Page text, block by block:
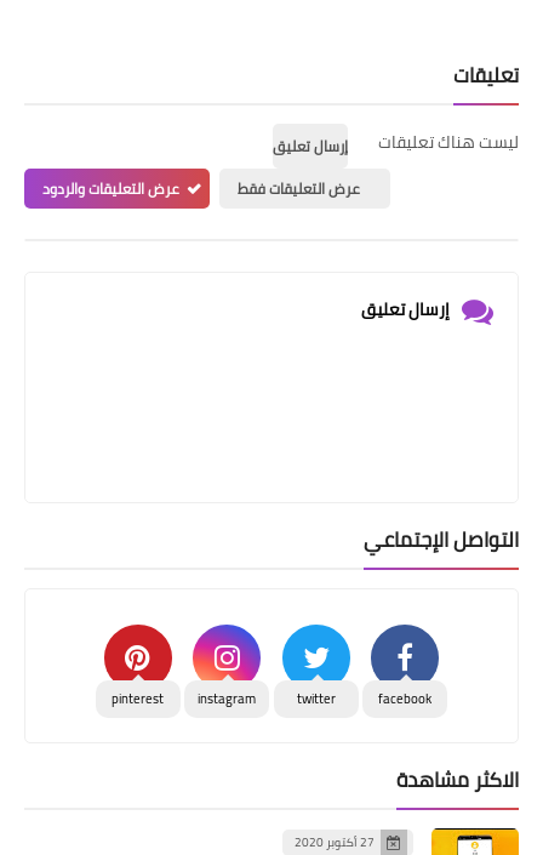
تعليقات
ليست هناك تعليقات
إرسال تعليق
عرض التعليقات فقط
عرض التعليقات والردود
إرسال تعليق
التواصل الإجتماعي
facebook
twitter
instagram
pinterest
الاكثر مشاهدة
27 أكتوبر 2020